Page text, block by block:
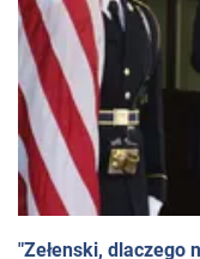
"Zełenski, dlaczego